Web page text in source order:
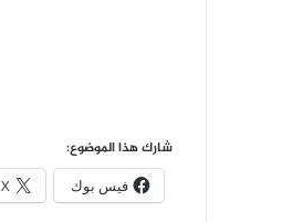
شارك هذا الموضوع:
فيس بوك X